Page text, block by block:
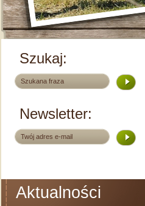
Szukaj:
Newsletter:
Aktualności